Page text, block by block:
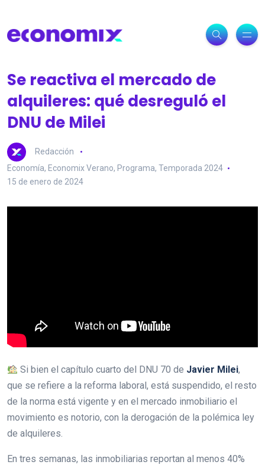
Se reactiva el mercado de
alquileres: qué desreguló el
DNU de Milei
Redacción
Economía, Economix Verano, Programa, Temporada 2024
15 de enero de 2024
Si bien el capítulo cuarto del DNU 70 de Javier Milei,
que se refiere a la reforma laboral, está suspendido, el resto
de la norma está vigente y en el mercado inmobiliario el
movimiento es notorio, con la derogación de la polémica ley
de alquileres.
En tres semanas, las inmobiliarias reportan al menos 40%